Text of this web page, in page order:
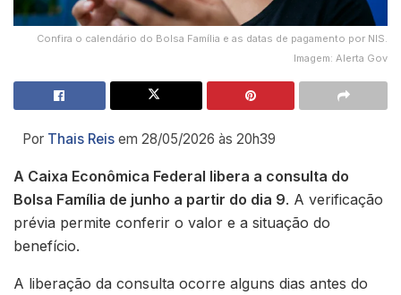
Confira o calendário do Bolsa Família e as datas de pagamento por NIS.
Imagem: Alerta Gov
Por Thais Reis em 28/05/2026 às 20h39
A Caixa Econômica Federal libera a consulta do
Bolsa Família de junho a partir do dia 9. A verificação
prévia permite conferir o valor e a situação do
benefício.
A liberação da consulta ocorre alguns dias antes do